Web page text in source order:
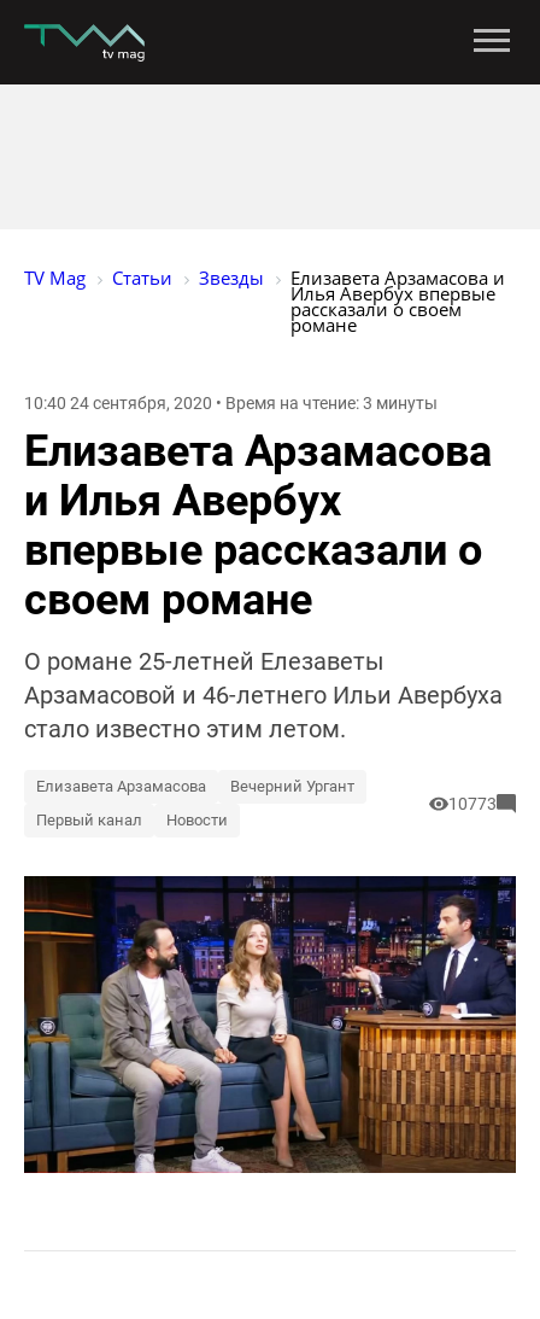
TV Mag Статьи Звезды Елизавета Арзамасова и
Илья Авербух впервые
рассказали о своем
романе
10:40 24 сентября, 2020 • Время на чтение: 3 минуты
Елизавета Арзамасова
и Илья Авербух
впервые рассказали о
своем романе
О романе 25-летней Елезаветы
Арзамасовой и 46-летнего Ильи Авербуха
стало известно этим летом.
Елизавета Арзамасова
Вечерний Ургант
Первый канал
Новости
10773